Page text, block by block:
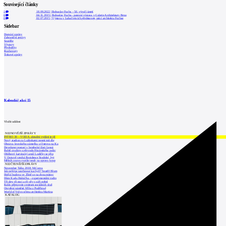
Související články
1 18.09.2022 |Bohuslav Fuchs – 50. výročí úmrtí
0
04.11.2015| Bohuslav Fuchs - putovní výstava v Galerie Architektury Brno
0
02.07.2015 |Výstava v Luhačovicích představuje práci architekta Fuchse
Sidebar
Domácí zprávy
Zahraniční zprávy
Soutěže
Výstavy
Přednášky
Rozhovory
Tiskové zprávy
Kalendář akcí 15
Vložit událost
NEJNOVĚJŠÍ ZPRÁVY
INTRO 30 – VODA: aktuální vydání je již
Nový stadion za Lužánkami nesmí mít dle
Obnova loveckého zámečku u Ostrova na Ka
Developer postaví v brněnské části Lesná
Babiš uvažuje o převodu Hrzánského palác
Oblíbený karvinský areál Lodičky se přip
V Ostravě vzniká Rezidence Stodolní, byt
Mělník znovu vypíše tendr na opravu koup
NEJČTENĚJŠÍ ZPRÁVY
November Talks 2018: M.Corea
Jak nejlépe navrhnout kuchyň? Soutěž Blum
Hořící budova ve Zlíně se na dvou místec
Dům Karla Hubáčka – experimentální rodin
Tři dny, tři noci a tři vily v záři světel
Kolín připravuje centrum sociálních služ
Otevření náměstí Jiřího z Poděbrad
World of Volvo očima architekta Martina
KATALOG